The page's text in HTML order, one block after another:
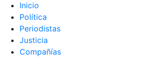
Inicio
Política
Periodistas
Justicia
Compañías